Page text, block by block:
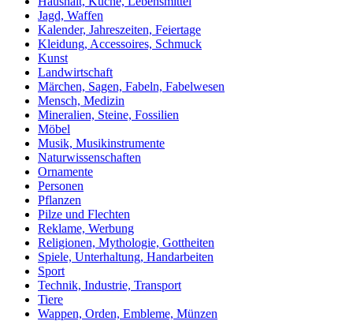
Jagd, Waffen
Kalender, Jahreszeiten, Feiertage
Kleidung, Accessoires, Schmuck
Kunst
Landwirtschaft
Märchen, Sagen, Fabeln, Fabelwesen
Mensch, Medizin
Mineralien, Steine, Fossilien
Möbel
Musik, Musikinstrumente
Naturwissenschaften
Ornamente
Personen
Pflanzen
Pilze und Flechten
Reklame, Werbung
Religionen, Mythologie, Gottheiten
Spiele, Unterhaltung, Handarbeiten
Sport
Technik, Industrie, Transport
Tiere
Wappen, Orden, Embleme, Münzen